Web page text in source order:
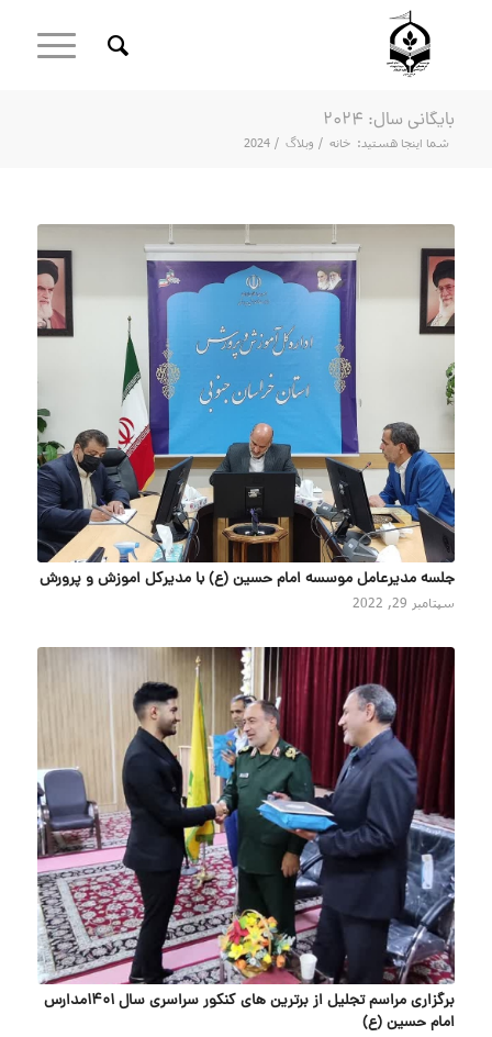
بایگانی سال: 2024
شما اینجا هستید: خانه / وبلاگ /
2024
جلسه مدیرعامل موسسه امام حسین (ع) با مدیرکل اموزش و پرورش
سپتامبر 29, 2022
برگزاری مراسم تجلیل از برترین های کنکور سراسری سال ۱۴۰۱مدارس
امام حسین (ع)